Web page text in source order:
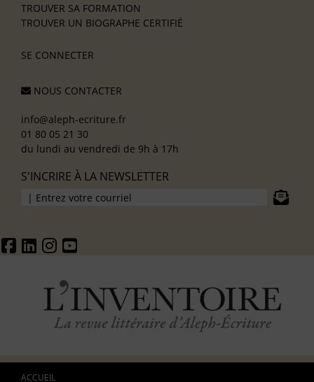
TROUVER SA FORMATION
TROUVER UN BIOGRAPHE CERTIFIÉ
SE CONNECTER
NOUS CONTACTER
info@aleph-ecriture.fr
01 80 05 21 30
du lundi au vendredi de 9h à 17h
S'INCRIRE À LA NEWSLETTER
ACCUEIL